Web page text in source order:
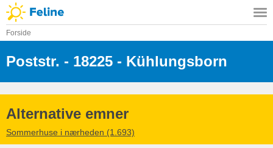
Forside
Poststr. - 18225 - Kühlungsborn
Alternative emner
Sommerhuse i nærheden (1.693)